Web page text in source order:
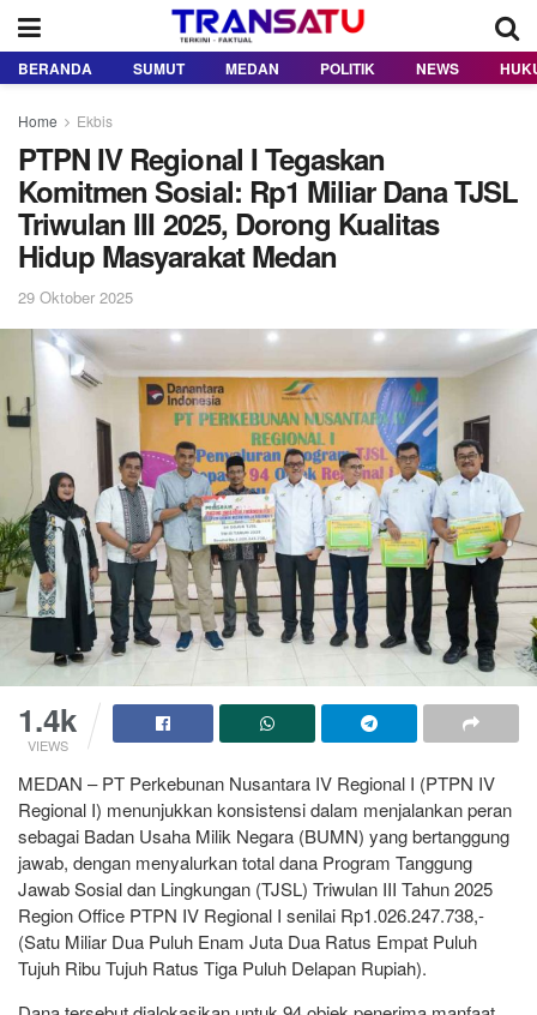
BERANDA SUMUT MEDAN POLITIK NEWS
Home Ekbis
PTPN IV Regional I Tegaskan
Komitmen Sosial: Rp1 Miliar Dana TJSL
Triwulan III 2025, Dorong Kualitas
Hidup Masyarakat Medan
29 Oktober 2025
1.4k
VIEWS
MEDAN – PT Perkebunan Nusantara IV Regional I (PTPN IV
Regional I) menunjukkan konsistensi dalam menjalankan peran
sebagai Badan Usaha Milik Negara (BUMN) yang bertanggung
jawab, dengan menyalurkan total dana Program Tanggung
Jawab Sosial dan Lingkungan (TJSL) Triwulan III Tahun 2025
Region Office PTPN IV Regional I senilai Rp1.026.247.738,-
(Satu Miliar Dua Puluh Enam Juta Dua Ratus Empat Puluh
Tujuh Ribu Tujuh Ratus Tiga Puluh Delapan Rupiah).